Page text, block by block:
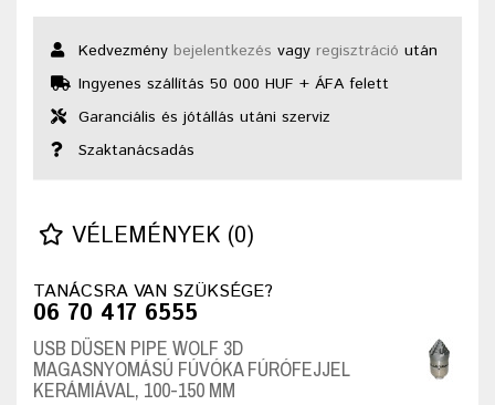
Kedvezmény bejelentkezés vagy regisztráció után
Ingyenes szállítás 50 000 HUF + ÁFA felett
Garanciális és jótállás utáni szerviz
Szaktanácsadás
VÉLEMÉNYEK (0)
TANÁCSRA VAN SZÜKSÉGE?
06 70 417 6555
USB DÜSEN PIPE WOLF 3D
MAGASNYOMÁSÚ FÚVÓKA FÚRÓFEJJEL
KERÁMIÁVAL, 100-150 MM